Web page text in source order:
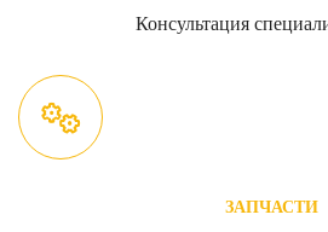
Консультация
ЗАПЧАСТИ